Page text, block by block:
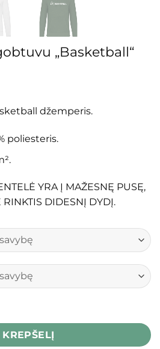
„Basketball“
džemperis.
poliesteris.
YRA Į MAŽESNĘ PUSĘ,
DIDESNĮ DYDĮ.
su gobtuvu „Basketball“
KREPŠELĮ